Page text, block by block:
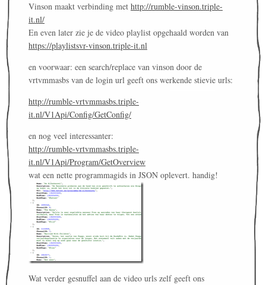
Vinson maakt verbinding met http://rumble-vinson.triple-
it.nl/
En even later zie je de video playlist opgehaald worden van
https://playlistsvr-vinson.triple-it.nl
en voorwaar: een search/replace van vinson door de
vrtvmmasbs van de login url geeft ons werkende stievie urls:
http://rumble-vrtvmmasbs.triple-
it.nl/V1Api/Config/GetConfig/
en nog veel interessanter:
http://rumble-vrtvmmasbs.triple-
it.nl/V1Api/Program/GetOverview
wat een nette programmagids in JSON oplevert. handig!
Wat verder gesnuffel aan de video urls zelf geeft ons